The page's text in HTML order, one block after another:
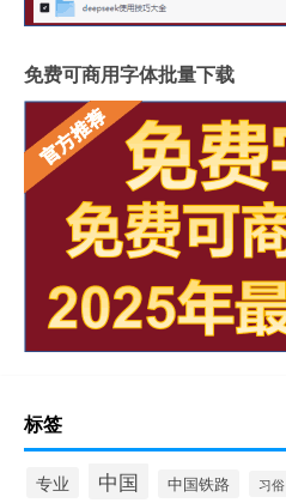
免费可商用字体批量下载
标签
专业 中国 中国铁路 习俗